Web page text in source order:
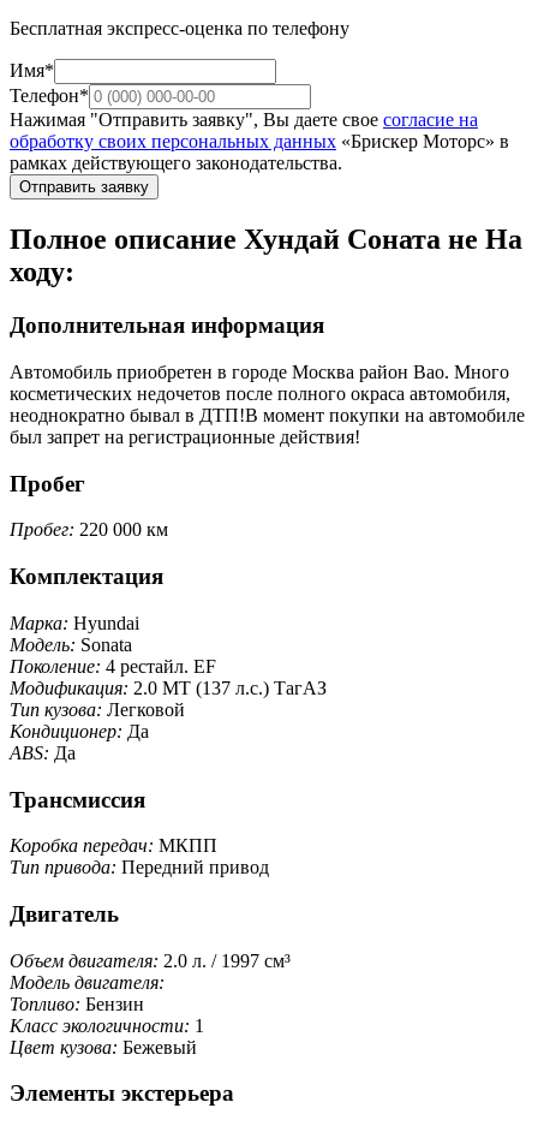
Бесплатная экспресс-оценка по телефону
Имя*
Телефон*
Нажимая "Отправить заявку", Вы даете свое согласие на
обработку своих персональных данных «Брискер Моторс» в
рамках действующего законодательства.
Отправить заявку
Полное описание Хундай Соната не На
ходу:
Дополнительная информация
Автомобиль приобретен в городе Москва район Вао. Много
косметических недочетов после полного окраса автомобиля,
неоднократно бывал в ДТП!В момент покупки на автомобиле
был запрет на регистрационные действия!
Пробег
Пробег: 220 000 км
Комплектация
Марка: Hyundai
Модель: Sonata
Поколение: 4 рестайл. EF
Модификация: 2.0 MT (137 л.с.) ТагАЗ
Тип кузова: Легковой
Кондиционер: Да
ABS: Да
Трансмиссия
Коробка передач: МКПП
Тип привода: Передний привод
Двигатель
Объем двигателя: 2.0 л. / 1997 см³
Модель двигателя:
Топливо: Бензин
Класс экологичности: 1
Цвет кузова: Бежевый
Элементы экстерьера